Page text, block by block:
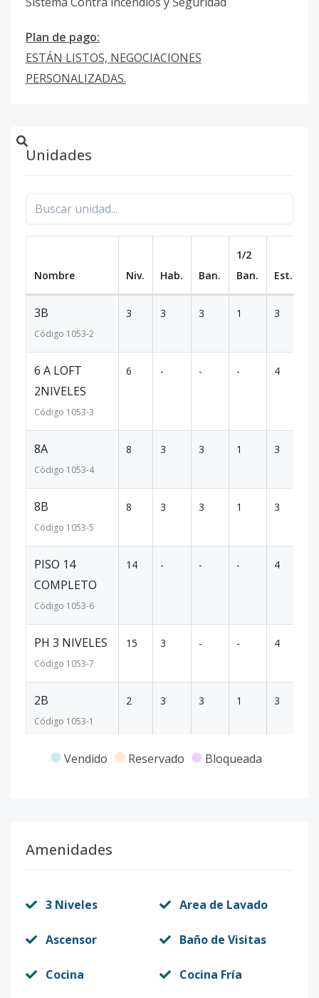
Plan de pago:
ESTÁN LISTOS, NEGOCIACIONES
PERSONALIZADAS.
Unidades
Nombre Niv. Hab. Ban.
1/2
Ban.
Est.
3B
Código 1053-2
3 3 3 1 3
6 A LOFT
2NIVELES
Código 1053-3
6 - - - 4
8A
Código 1053-4
8 3 3 1 3
8B
Código 1053-5
8 3 3 1 3
PISO 14
COMPLETO
Código 1053-6
14 - - - 4
PH 3 NIVELES
Código 1053-7
15 3 - - 4
2B
Código 1053-1
2 3 3 1 3
Vendido Reservado Bloqueada
Amenidades
3 Niveles Area de Lavado
Ascensor Baño de Visitas
Cocina Cocina Fría